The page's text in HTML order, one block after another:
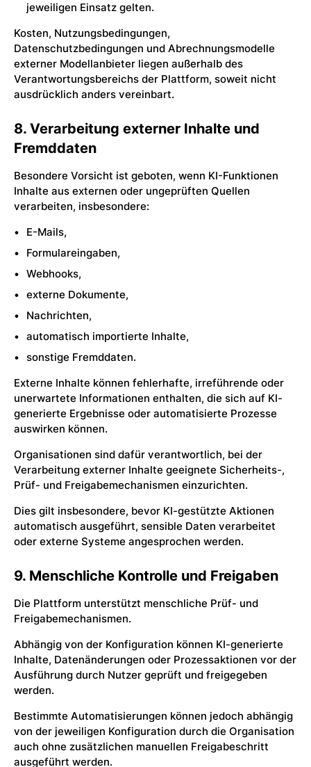
jeweiligen Einsatz gelten.
Kosten, Nutzungsbedingungen,
Datenschutzbedingungen und Abrechnungsmodelle
externer Modellanbieter liegen außerhalb des
Verantwortungsbereichs der Plattform, soweit nicht
ausdrücklich anders vereinbart.
8. Verarbeitung externer Inhalte und
Fremddaten
Besondere Vorsicht ist geboten, wenn KI-Funktionen
Inhalte aus externen oder ungeprüften Quellen
verarbeiten, insbesondere:
E-Mails,
Formulareingaben,
Webhooks,
externe Dokumente,
Nachrichten,
automatisch importierte Inhalte,
sonstige Fremddaten.
Externe Inhalte können fehlerhafte, irreführende oder
unerwartete Informationen enthalten, die sich auf KI-
generierte Ergebnisse oder automatisierte Prozesse
auswirken können.
Organisationen sind dafür verantwortlich, bei der
Verarbeitung externer Inhalte geeignete Sicherheits-,
Prüf- und Freigabemechanismen einzurichten.
Dies gilt insbesondere, bevor KI-gestützte Aktionen
automatisch ausgeführt, sensible Daten verarbeitet
oder externe Systeme angesprochen werden.
9. Menschliche Kontrolle und Freigaben
Die Plattform unterstützt menschliche Prüf- und
Freigabemechanismen.
Abhängig von der Konfiguration können KI-generierte
Inhalte, Datenänderungen oder Prozessaktionen vor der
Ausführung durch Nutzer geprüft und freigegeben
werden.
Bestimmte Automatisierungen können jedoch abhängig
von der jeweiligen Konfiguration durch die Organisation
auch ohne zusätzlichen manuellen Freigabeschritt
ausgeführt werden.